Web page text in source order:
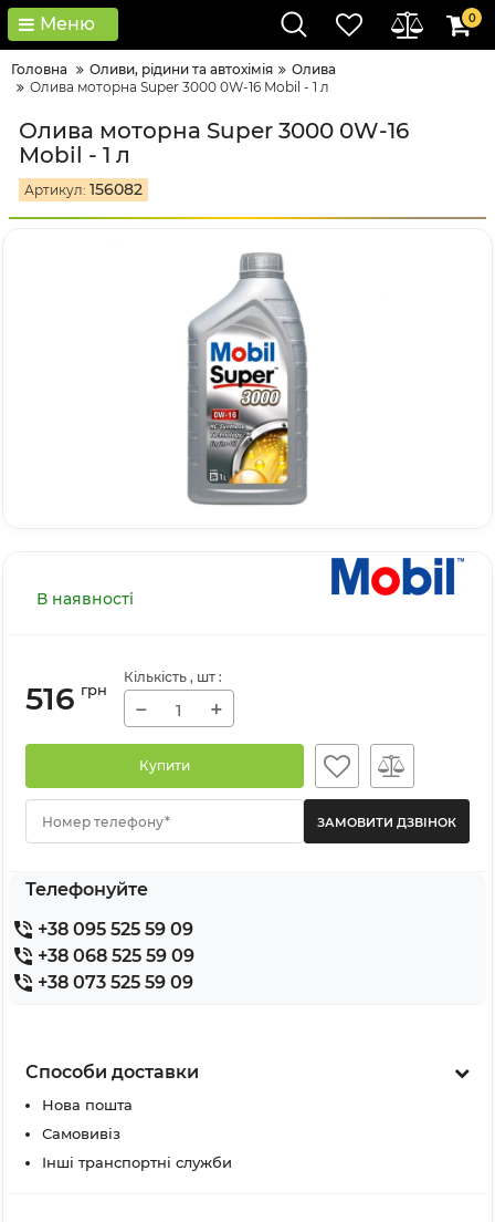
Меню 0
Головна Оливи, рідини та автохімія
Олива
Олива моторна Super 3000 0W-16 Mobil - 1 л
Олива моторна Super 3000 0W-16
Mobil - 1 л
Артикул: 156082
В наявності
516 грн
Кількість , шт :
− +
Купити
Номер телефону*
Телефонуйте
+38 095 525 59 09
+38 068 525 59 09
+38 073 525 59 09
Способи доставки
Нова пошта
Самовивіз
Інші транспортні служби